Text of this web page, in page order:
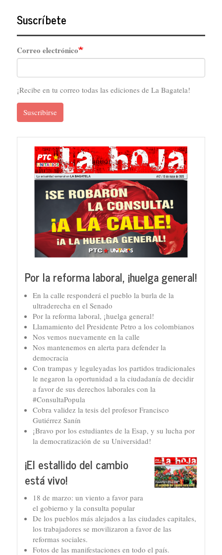
Suscríbete
Correo electrónico
¡Recibe en tu correo todas las ediciones de La Bagatela!
Suscribirse
Por la reforma laboral, ¡huelga general!
En la calle responderá el pueblo la burla de la
ultraderecha en el Senado
Por la reforma laboral, ¡huelga general!
Llamamiento del Presidente Petro a los colombianos
Nos vemos nuevamente en la calle
Nos mantenemos en alerta para defender la
democracia
Con trampas y leguleyadas los partidos tradicionales
le negaron la oportunidad a la ciudadanía de decidir
a favor de sus derechos laborales con la
#ConsultaPopula
Cobra validez la tesis del profesor Francisco
Gutiérrez Sanín
¡Bravo por los estudiantes de la Esap, y su lucha por
la democratización de su Universidad!
¡El estallido del cambio
está vivo!
18 de marzo: un viento a favor para
el gobierno y la consulta popular
De los pueblos más alejados a las ciudades capitales,
los trabajadores se movilizaron a favor de las
reformas sociales.
Fotos de las manifestaciones en todo el país.